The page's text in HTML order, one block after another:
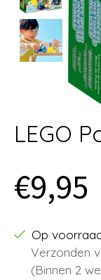
LEGO
€9,95
Op
Verzonden
(Binnen 2